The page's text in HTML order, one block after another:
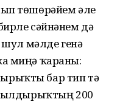
төшөрәйем әле
сәйнәнем дә
шул мәлде генә
миңә ҡараны:
бар тип тә
200